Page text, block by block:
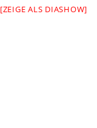
[ZEIGE ALS DIASHOW]